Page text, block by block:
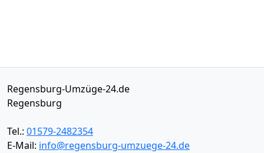
Regensburg-Umzüge-24.de
Regensburg
Tel.: 01579-2482354
E-Mail: info@regensburg-umzuege-24.de